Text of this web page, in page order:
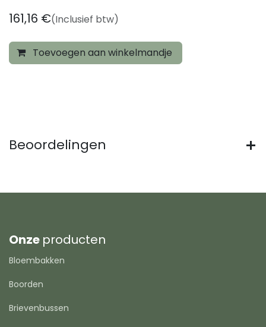
161,16 €(Inclusief btw)
Toevoegen aan winkelmandje
Beoordelingen
Onze producten
Bloembakken
Boorden
Brievenbussen